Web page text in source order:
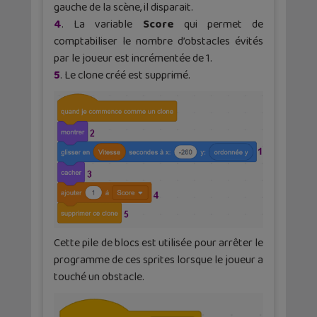
gauche de la scène, il disparait.
4. La variable Score qui permet de
comptabiliser le nombre d’obstacles évités
par le joueur est incrémentée de 1.
5. Le clone créé est supprimé.
Cette pile de blocs est utilisée pour arrêter le
programme de ces sprites lorsque le joueur a
touché un obstacle.